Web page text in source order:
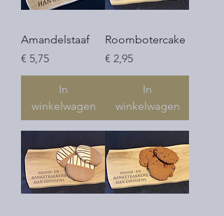
Amandelstaaf
Prijs
€ 5,75
In
winkelwagen
Roombotercake
Prijs
€ 2,95
In
winkelwagen